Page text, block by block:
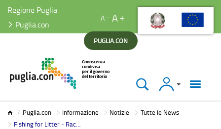
Regione Puglia
Puglia.con
A A
PUGLIA.CON
Accedi
Puglia.con Informazione Notizie
Tutte le News
Fishing for Litter - Raccolta dei rifiuti in mare